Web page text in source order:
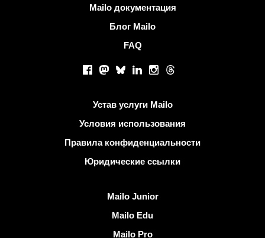
Больше информацииMailo документация
Блог Mailo
FAQ
Facebook
Mastodon
BlueskyLinkedInInstagram
Threads
Устав услуги Mailo
Условия использования
Правила конфиденциальности
Юридические ссылки
Mailo Junior
Mailo Edu
Mailo Pro